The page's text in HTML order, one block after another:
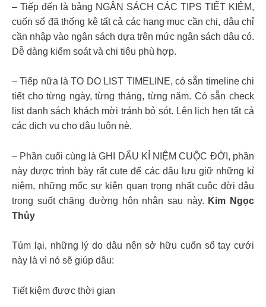
– Tiếp đến là bảng NGÂN SÁCH CÁC TIPS TIẾT KIỆM,
cuốn sổ đã thống kê tất cả các hạng mục cần chi, dâu chỉ
cần nhập vào ngân sách dựa trên mức ngân sách dâu có.
Dễ dàng kiểm soát và chi tiêu phù hợp.
– Tiếp nữa là TO DO LIST TIMELINE, có sẵn timeline chi
tiết cho từng ngày, từng tháng, từng năm. Có sẵn check
list danh sách khách mời tránh bỏ sót. Lên lịch hẹn tất cả
các dịch vụ cho dâu luôn nè.
– Phần cuối cùng là GHI DẤU KỈ NIỆM CUỘC ĐỜI, phần
này được trình bày rất cute để các dâu lưu giữ những kỉ
niệm, những mốc sự kiện quan trọng nhất cuộc đời dâu
trong suốt chặng đường hôn nhân sau này. Kim Ngọc
Thủy
Túm lại, những lý do dâu nên sở hữu cuốn sổ tay cưới
này là vì nó sẽ giúp dâu:
Tiết kiệm được thời gian